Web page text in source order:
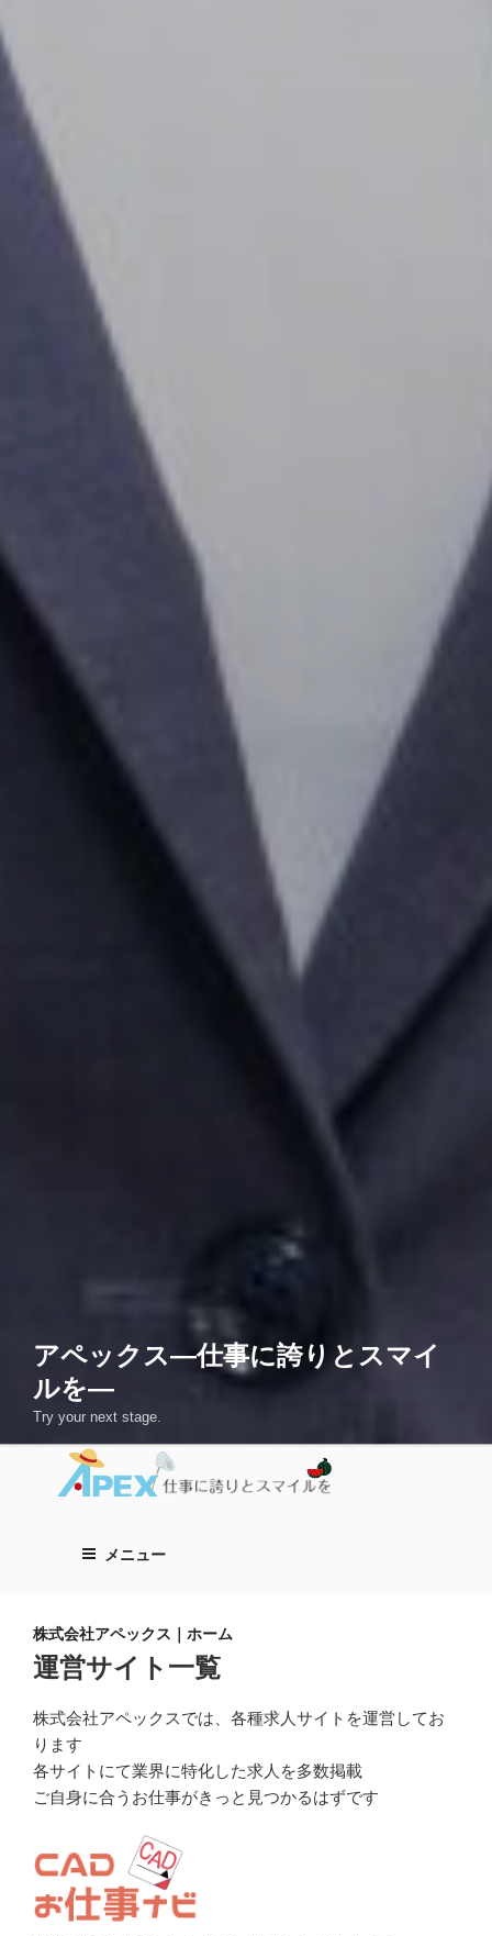
アペックス―仕事に誇りとスマイ
ルを―
Try your next stage.
メニュー
株式会社アペックス｜ホーム
運営サイト一覧
株式会社アペックスでは、各種求人サイトを運営してお
ります
各サイトにて業界に特化した求人を多数掲載
ご自身に合うお仕事がきっと見つかるはずです